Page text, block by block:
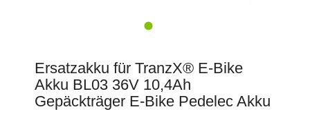
Ersatzakku für TranzX® E-Bike
Akku BL03 36V 10,4Ah
Gepäckträger E-Bike Pedelec Akku